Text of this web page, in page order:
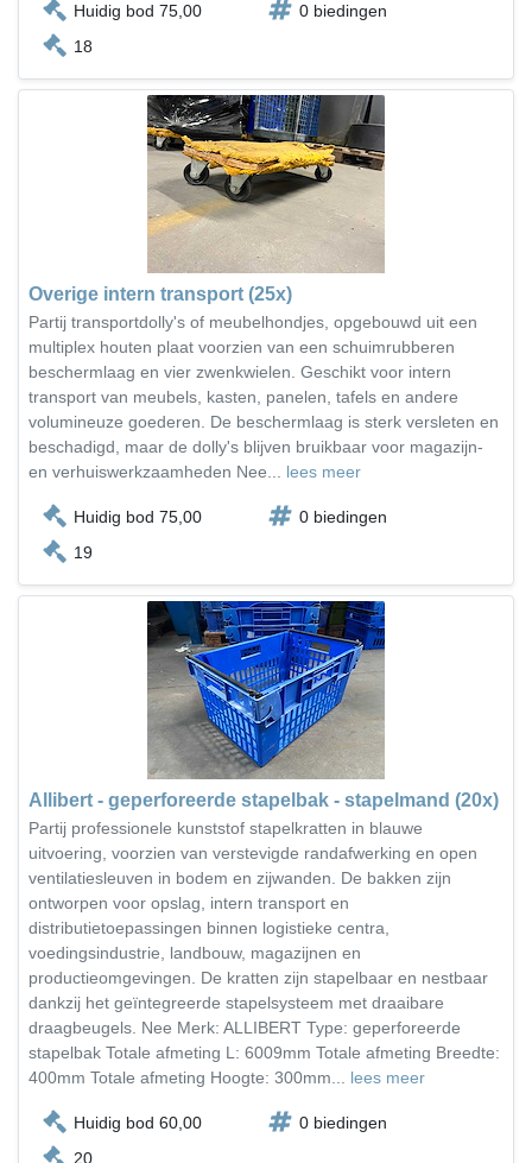
Huidig bod 75,00
0 biedingen
18
Overige intern transport (25x)
Partij transportdolly's of meubelhondjes, opgebouwd uit een
multiplex houten plaat voorzien van een schuimrubberen
beschermlaag en vier zwenkwielen. Geschikt voor intern
transport van meubels, kasten, panelen, tafels en andere
volumineuze goederen. De beschermlaag is sterk versleten en
beschadigd, maar de dolly's blijven bruikbaar voor magazijn-
en verhuiswerkzaamheden Nee... lees meer
Huidig bod 75,00
0 biedingen
19
Allibert - geperforeerde stapelbak - stapelmand (20x)
Partij professionele kunststof stapelkratten in blauwe
uitvoering, voorzien van verstevigde randafwerking en open
ventilatiesleuven in bodem en zijwanden. De bakken zijn
ontworpen voor opslag, intern transport en
distributietoepassingen binnen logistieke centra,
voedingsindustrie, landbouw, magazijnen en
productieomgevingen. De kratten zijn stapelbaar en nestbaar
dankzij het geïntegreerde stapelsysteem met draaibare
draagbeugels. Nee Merk: ALLIBERT Type: geperforeerde
stapelbak Totale afmeting L: 6009mm Totale afmeting Breedte:
400mm Totale afmeting Hoogte: 300mm... lees meer
Huidig bod 60,00
0 biedingen
20